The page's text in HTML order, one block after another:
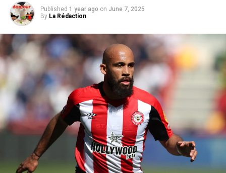
Published 1 year ago on June 7, 2025
By La Rédaction